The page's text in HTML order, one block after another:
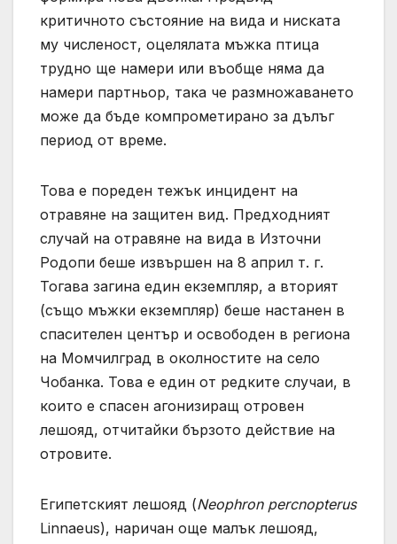
критичното състояние на вида и ниската
му численост, оцелялата мъжка птица
трудно ще намери или въобще няма да
намери партньор, така че размножаването
може да бъде компрометирано за дълъг
период от време.
Това е пореден тежък инцидент на
отравяне на защитен вид. Предходният
случай на отравяне на вида в Източни
Родопи беше извършен на 8 април т. г.
Тогава загина един екземпляр, а вторият
(също мъжки екземпляр) беше настанен в
спасителен център и освободен в региона
на Момчилград в околностите на село
Чобанка. Това е един от редките случаи, в
които е спасен агонизиращ отровен
лешояд, отчитайки бързото действие на
отровите.
Египетският лешояд (Neophron percnopterus
Linnaeus), наричан още малък лешояд,